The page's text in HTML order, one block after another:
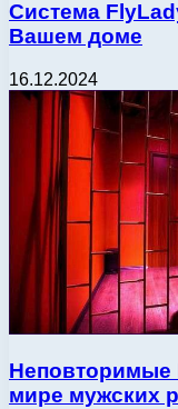
Система
Вашем доме
16.12.2024
Неповторимые
мире мужских